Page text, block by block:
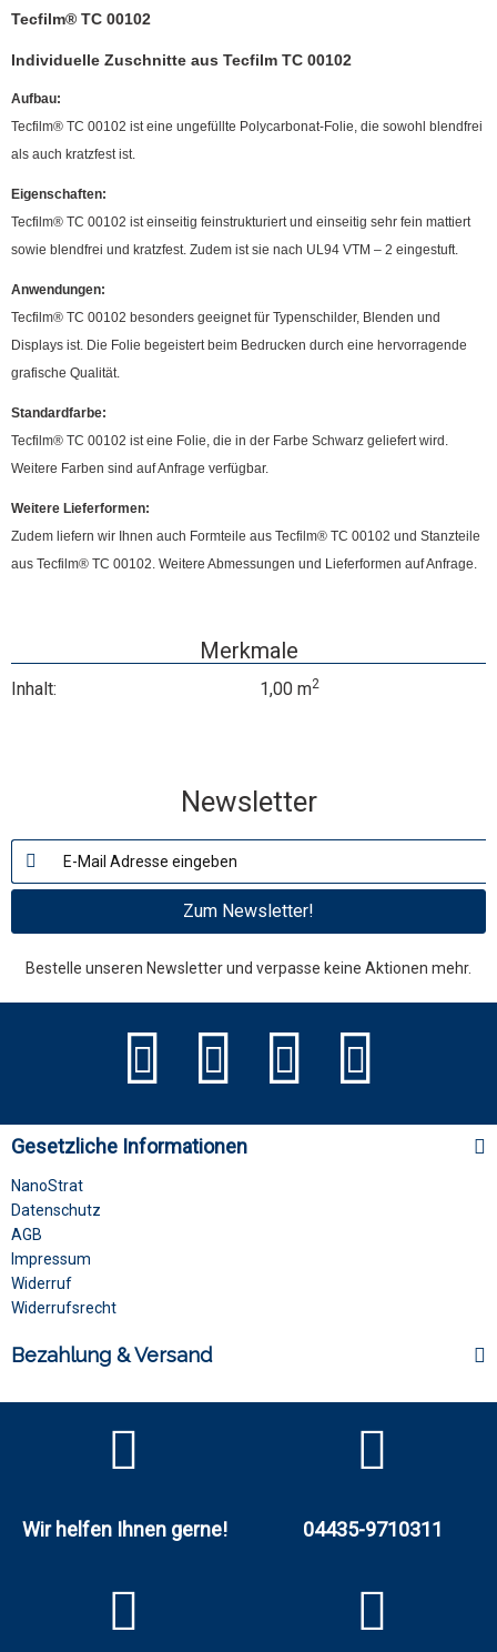
Tecfilm® TC 00102
Individuelle Zuschnitte aus Tecfilm TC 00102
Aufbau:
Tecfilm® TC 00102 ist eine ungefüllte Polycarbonat-Folie, die sowohl blendfrei
als auch kratzfest ist.
Eigenschaften:
Tecfilm® TC 00102 ist einseitig feinstrukturiert und einseitig sehr fein mattiert
sowie blendfrei und kratzfest. Zudem ist sie nach UL94 VTM – 2 eingestuft.
Anwendungen:
Tecfilm® TC 00102 besonders geeignet für Typenschilder, Blenden und
Displays ist. Die Folie begeistert beim Bedrucken durch eine hervorragende
grafische Qualität.
Standardfarbe:
Tecfilm® TC 00102 ist eine Folie, die in der Farbe Schwarz geliefert wird.
Weitere Farben sind auf Anfrage verfügbar.
Weitere Lieferformen:
Zudem liefern wir Ihnen auch Formteile aus Tecfilm® TC 00102 und Stanzteile
aus Tecfilm® TC 00102. Weitere Abmessungen und Lieferformen auf Anfrage.
Merkmale
Inhalt: 1,00 m2
Newsletter
Zum Newsletter!
Bestelle unseren Newsletter und verpasse keine Aktionen mehr.
Gesetzliche Informationen
NanoStrat
Datenschutz
AGB
Impressum
Widerruf
Widerrufsrecht
Bezahlung & Versand
Wir helfen Ihnen gerne! 04435-9710311